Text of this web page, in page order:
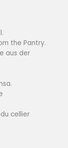
the Pantry.
aus der
cellier